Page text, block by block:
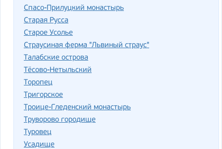
Спасо-Прилуцкий монастырь
Старая Русса
Старое Усолье
Страусиная ферма "Львиный страус"
Талабские острова
Тёсово-Нетыльский
Торопец
Тригорское
Троице-Гледенский монастырь
Труворово городище
Туровец
Усадище